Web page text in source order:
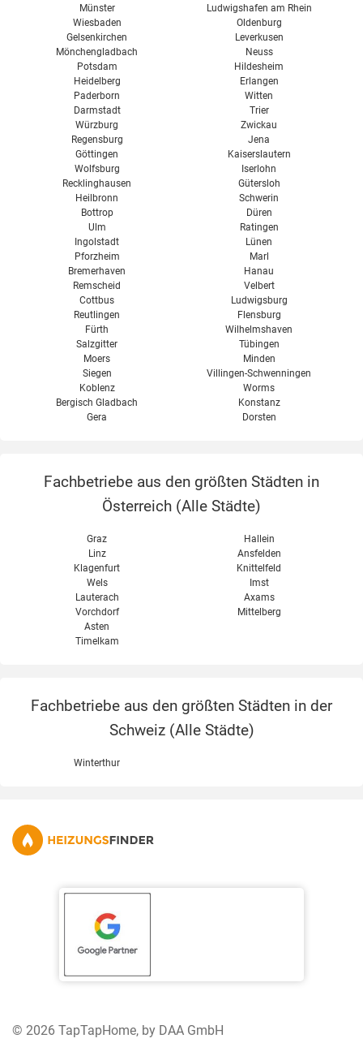
Münster
Wiesbaden
Gelsenkirchen
Mönchengladbach
Ludwigshafen am Rhein
Oldenburg
Leverkusen
Neuss
Potsdam
Heidelberg
Paderborn
Darmstadt
Würzburg
Regensburg
Göttingen
Wolfsburg
Recklinghausen
Heilbronn
Bottrop
Ulm
Ingolstadt
Pforzheim
Bremerhaven
Remscheid
Cottbus
Reutlingen
Fürth
Salzgitter
Moers
Siegen
Koblenz
Bergisch Gladbach
Gera
Hildesheim
Erlangen
Witten
Trier
Zwickau
Jena
Kaiserslautern
Iserlohn
Gütersloh
Schwerin
Düren
Ratingen
Lünen
Marl
Hanau
Velbert
Ludwigsburg
Flensburg
Wilhelmshaven
Tübingen
Minden
Villingen-Schwenningen
Worms
Konstanz
Dorsten
Fachbetriebe aus den größten Städten in
Österreich (Alle Städte)
Graz
Linz
Klagenfurt
Wels
Hallein
Ansfelden
Knittelfeld
Imst
Lauterach
Vorchdorf
Asten
Timelkam
Axams
Mittelberg
Fachbetriebe aus den größten Städten in der
Schweiz (Alle Städte)
Winterthur
© 2026 TapTapHome, by DAA GmbH